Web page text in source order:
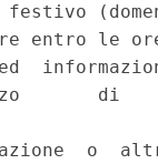
entro le
di
o